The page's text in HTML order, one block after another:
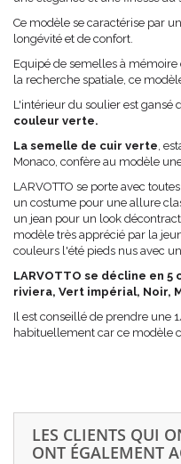
Ce modèle se caractérise par un
longévité et de confort.
Equipé de semelles à
la recherche spatiale, ce
L'intérieur du soulier est gansé
couleur verte.
La semelle de cuir verte ,
Monaco, confère au modèle
LARVOTTO se porte avec
un costume pour une allure
un jean pour un look
modèle très apprécié par la
couleurs l'été pieds nus avec
LARVOTTO se décline en
riviera, Vert impérial, Noir,
Il est conseillé de prendre une
habituellement car ce modèle
LES CLIENTS QUI
ONT ÉGALEMENT